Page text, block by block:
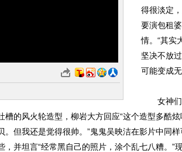
得很淡定
要演包租
情。“其实
坚决不放
可能变成无
女神们
槽的风火轮造型，柳岩大方回应“这个造型多酷
。但我还是觉得很帅。”鬼鬼吴映洁在影片中同
并坦言“经常黑自己的照片，涂个乱七八糟。”